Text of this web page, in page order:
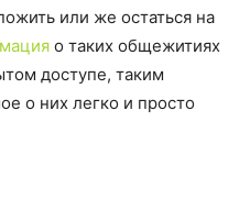
или же остаться на
о таких общежитиях
доступе, таким
о них легко и просто